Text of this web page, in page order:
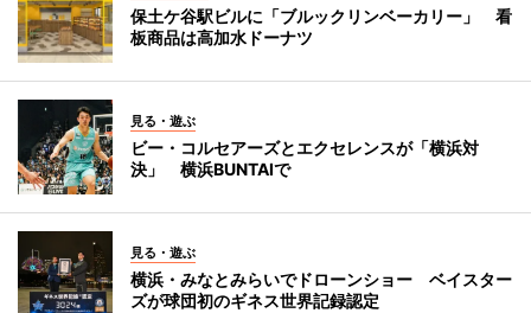
保土ケ谷駅ビルに「ブルックリンベーカリー」 看
板商品は高加水ドーナツ
見る・遊ぶ
ビー・コルセアーズとエクセレンスが「横浜対
決」 横浜BUNTAIで
見る・遊ぶ
横浜・みなとみらいでドローンショー ベイスター
ズが球団初のギネス世界記録認定